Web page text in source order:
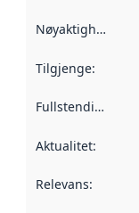
Nøyaktigheit
Tilgjenge:
Fullstendigheit
Aktualitet:
Relevans: